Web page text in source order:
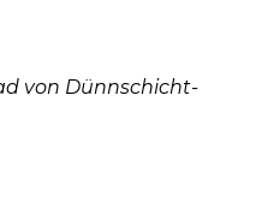
von Dünnschicht-